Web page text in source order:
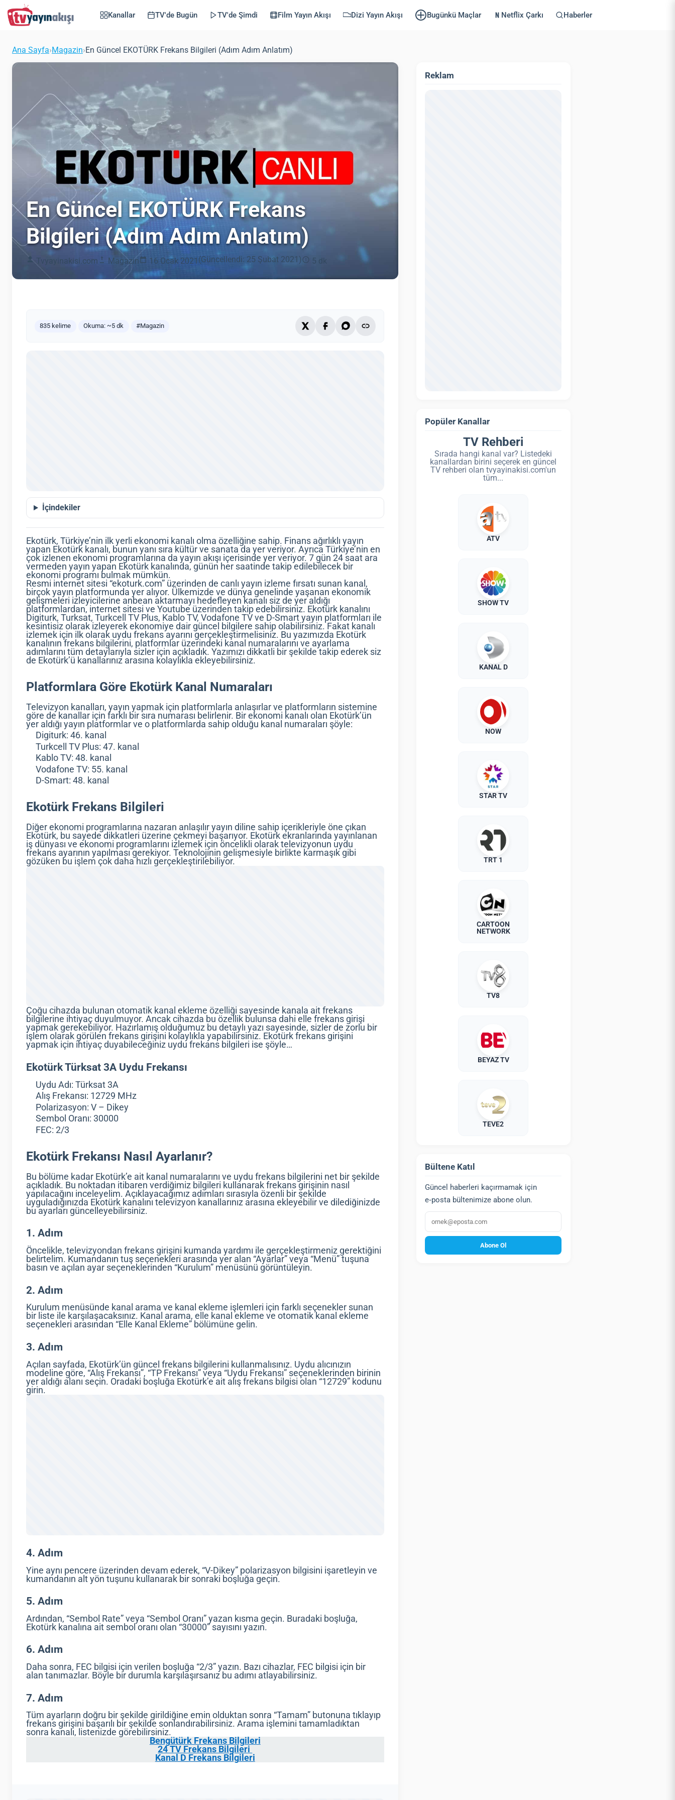
Kanallar TV'de Bugün TV'de Şimdi Film Yayın Akışı Dizi Yayın Akışı Bugünkü Maçlar Netflix Çarkı Haberler
Ana Sayfa›Magazin›En Güncel EKOTÜRK Frekans Bilgileri (Adım Adım Anlatım)
En Güncel EKOTÜRK Frekans
Bilgileri (Adım Adım Anlatım)
Tvyayinakisi.com Magazin 16 Ocak 2021 (Güncellendi: 25 Şubat 2021) 5 dk
835 kelime Okuma: ~5 dk #Magazin
İçindekiler
Ekotürk, Türkiye’nin ilk yerli ekonomi kanalı olma özelliğine sahip. Finans ağırlıklı yayın
yapan Ekotürk kanalı, bunun yanı sıra kültür ve sanata da yer veriyor. Ayrıca Türkiye’nin en
çok izlenen ekonomi programlarına da yayın akışı içerisinde yer veriyor. 7 gün 24 saat ara
vermeden yayın yapan Ekotürk kanalında, günün her saatinde takip edilebilecek bir
ekonomi programı bulmak mümkün.
Resmi internet sitesi “ekoturk.com” üzerinden de canlı yayın izleme fırsatı sunan kanal,
birçok yayın platformunda yer alıyor. Ülkemizde ve dünya genelinde yaşanan ekonomik
gelişmeleri izleyicilerine anbean aktarmayı hedefleyen kanalı siz de yer aldığı
platformlardan, internet sitesi ve Youtube üzerinden takip edebilirsiniz. Ekotürk kanalını
Digiturk, Turksat, Turkcell TV Plus, Kablo TV, Vodafone TV ve D-Smart yayın platformları ile
kesintisiz olarak izleyerek ekonomiye dair güncel bilgilere sahip olabilirsiniz. Fakat kanalı
izlemek için ilk olarak uydu frekans ayarını gerçekleştirmelisiniz. Bu yazımızda Ekotürk
kanalının frekans bilgilerini, platformlar üzerindeki kanal numaralarını ve ayarlama
adımlarını tüm detaylarıyla sizler için açıkladık. Yazımızı dikkatli bir şekilde takip ederek siz
de Ekotürk’ü kanallarınız arasına kolaylıkla ekleyebilirsiniz.
Platformlara Göre Ekotürk Kanal Numaraları
Televizyon kanalları, yayın yapmak için platformlarla anlaşırlar ve platformların sistemine
göre de kanallar için farklı bir sıra numarası belirlenir. Bir ekonomi kanalı olan Ekotürk’ün
yer aldığı yayın platformlar ve o platformlarda sahip olduğu kanal numaraları şöyle:
Digiturk: 46. kanal
Turkcell TV Plus: 47. kanal
Kablo TV: 48. kanal
Vodafone TV: 55. kanal
D-Smart: 48. kanal
Ekotürk Frekans Bilgileri
Diğer ekonomi programlarına nazaran anlaşılır yayın diline sahip içerikleriyle öne çıkan
Ekotürk, bu sayede dikkatleri üzerine çekmeyi başarıyor. Ekotürk ekranlarında yayınlanan
iş dünyası ve ekonomi programlarını izlemek için öncelikli olarak televizyonun uydu
frekans ayarının yapılması gerekiyor. Teknolojinin gelişmesiyle birlikte karmaşık gibi
gözüken bu işlem çok daha hızlı gerçekleştirilebiliyor.
Çoğu cihazda bulunan otomatik kanal ekleme özelliği sayesinde kanala ait frekans
bilgilerine ihtiyaç duyulmuyor. Ancak cihazda bu özellik bulunsa dahi elle frekans girişi
yapmak gerekebiliyor. Hazırlamış olduğumuz bu detaylı yazı sayesinde, sizler de zorlu bir
işlem olarak görülen frekans girişini kolaylıkla yapabilirsiniz. Ekotürk frekans girişini
yapmak için ihtiyaç duyabileceğiniz uydu frekans bilgileri ise şöyle…
Ekotürk Türksat 3A Uydu Frekansı
Uydu Adı: Türksat 3A
Alış Frekansı: 12729 MHz
Polarizasyon: V – Dikey
Sembol Oranı: 30000
FEC: 2/3
Ekotürk Frekansı Nasıl Ayarlanır?
Bu bölüme kadar Ekotürk’e ait kanal numaralarını ve uydu frekans bilgilerini net bir şekilde
açıkladık. Bu noktadan itibaren verdiğimiz bilgileri kullanarak frekans girişinin nasıl
yapılacağını inceleyelim. Açıklayacağımız adımları sırasıyla özenli bir şekilde
uyguladığınızda Ekotürk kanalını televizyon kanallarınız arasına ekleyebilir ve dilediğinizde
bu ayarları güncelleyebilirsiniz.
1. Adım
Öncelikle, televizyondan frekans girişini kumanda yardımı ile gerçekleştirmeniz gerektiğini
belirtelim. Kumandanın tuş seçenekleri arasında yer alan “Ayarlar” veya “Menü” tuşuna
basın ve açılan ayar seçeneklerinden “Kurulum” menüsünü görüntüleyin.
2. Adım
Kurulum menüsünde kanal arama ve kanal ekleme işlemleri için farklı seçenekler sunan
bir liste ile karşılaşacaksınız. Kanal arama, elle kanal ekleme ve otomatik kanal ekleme
seçenekleri arasından “Elle Kanal Ekleme” bölümüne gelin.
3. Adım
Açılan sayfada, Ekotürk’ün güncel frekans bilgilerini kullanmalısınız. Uydu alıcınızın
modeline göre, “Alış Frekansı”, “TP Frekansı” veya “Uydu Frekansı” seçeneklerinden birinin
yer aldığı alanı seçin. Oradaki boşluğa Ekotürk’e ait alış frekans bilgisi olan “12729” kodunu
girin.
4. Adım
Yine aynı pencere üzerinden devam ederek, “V-Dikey” polarizasyon bilgisini işaretleyin ve
kumandanın alt yön tuşunu kullanarak bir sonraki boşluğa geçin.
5. Adım
Ardından, “Sembol Rate” veya “Sembol Oranı” yazan kısma geçin. Buradaki boşluğa,
Ekotürk kanalına ait sembol oranı olan “30000” sayısını yazın.
6. Adım
Daha sonra, FEC bilgisi için verilen boşluğa “2/3” yazın. Bazı cihazlar, FEC bilgisi için bir
alan tanımazlar. Böyle bir durumla karşılaşırsanız bu adımı atlayabilirsiniz.
7. Adım
Tüm ayarların doğru bir şekilde girildiğine emin olduktan sonra “Tamam” butonuna tıklayıp
frekans girişini başarılı bir şekilde sonlandırabilirsiniz. Arama işlemini tamamladıktan
sonra kanalı, listenizde görebilirsiniz.
Bengütürk Frekans Bilgileri
24 TV Frekans Bilgileri
Kanal D Frekans Bilgileri
Reklam
Popüler Kanallar
TV Rehberi
Sırada hangi kanal var? Listedeki
kanallardan birini seçerek en güncel
TV rehberi olan tvyayinakisi.com'un
tüm...
ATV
SHOW TV
KANAL D
NOW
STAR TV
TRT 1
CARTOON
NETWORK
TV8
BEYAZ TV
TEVE2
Bültene Katıl
Güncel haberleri kaçırmamak için
e‑posta bültenimize abone olun.
E‑posta
Abone Ol